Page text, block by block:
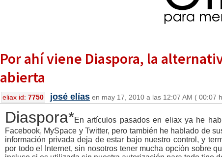
Por ahí viene Diaspora, la
abierta
eliax id: 7750 josé elías en may 17, 2010 a las 12:07 AM ( 00:07
Diaspora*En artículos pasados en eliax ya he
Facebook, MySpace y Twitter, pero también he hablado de
información privada deja de estar bajo nuestro control, y
por todo el Internet, sin nosotros tener mucha opción sobre